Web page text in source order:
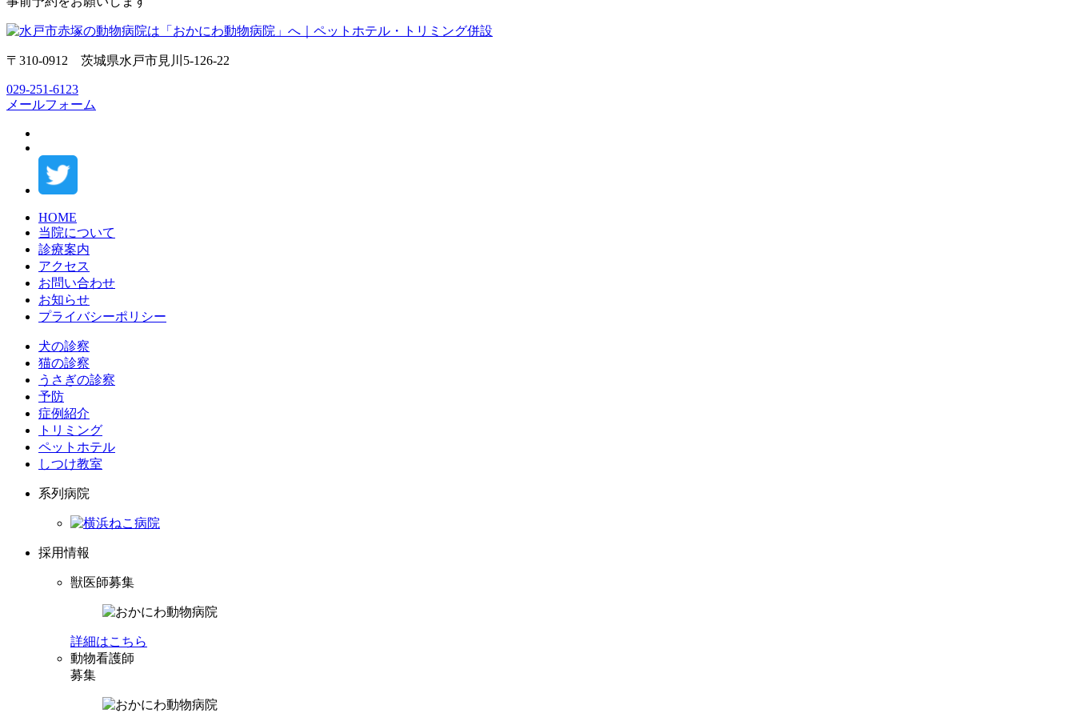
〒310-0912 茨城県水戸市見川5-126-22
029-251-6123
メールフォーム
HOME
当院について
診療案内
アクセス
お問い合わせ
お知らせ
プライバシーポリシー
犬の診察
猫の診察
うさぎの診察
予防
症例紹介
トリミング
ペットホテル
しつけ教室
系列病院
採用情報
獣医師募集
詳細はこちら
動物看護師
募集